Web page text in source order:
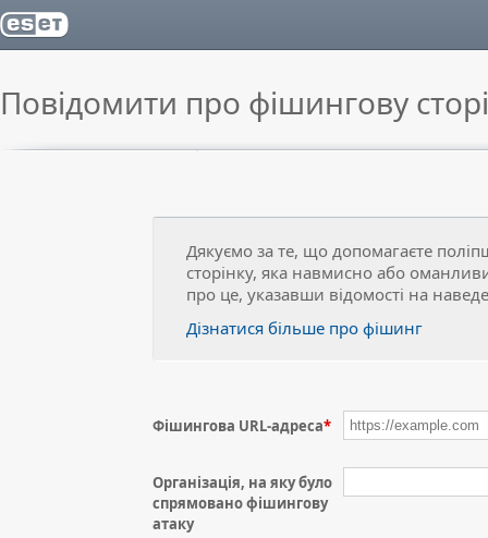
Повідомити про фішингову
Дякуємо за те, що допомагаєте
сторінку, яка навмисно або
про це, указавши відомості на
Дізнатися більше про фішинг
Фішингова URL-адреса*
Організація, на яку було
спрямовано фішингову
атаку